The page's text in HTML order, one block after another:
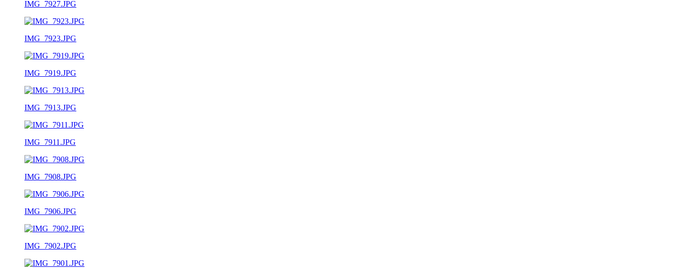
IMG_7927.JPG
IMG_7923.JPG
IMG_7919.JPG
IMG_7913.JPG
IMG_7911.JPG
IMG_7908.JPG
IMG_7906.JPG
IMG_7902.JPG